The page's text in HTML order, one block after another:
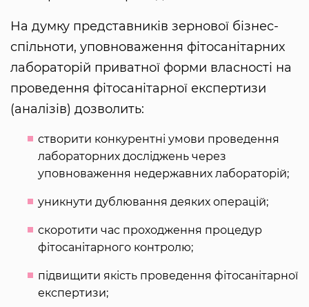
На думку представників зернової бізнес-
спільноти, уповноваження фітосанітарних
лабораторій приватної форми власності на
проведення фітосанітарної експертизи
(аналізів) дозволить:
створити конкурентні умови проведення
лабораторних досліджень через
уповноваження недержавних лабораторій;
уникнути дублювання деяких операцій;
скоротити час проходження процедур
фітосанітарного контролю;
підвищити якість проведення фітосанітарної
експертизи;